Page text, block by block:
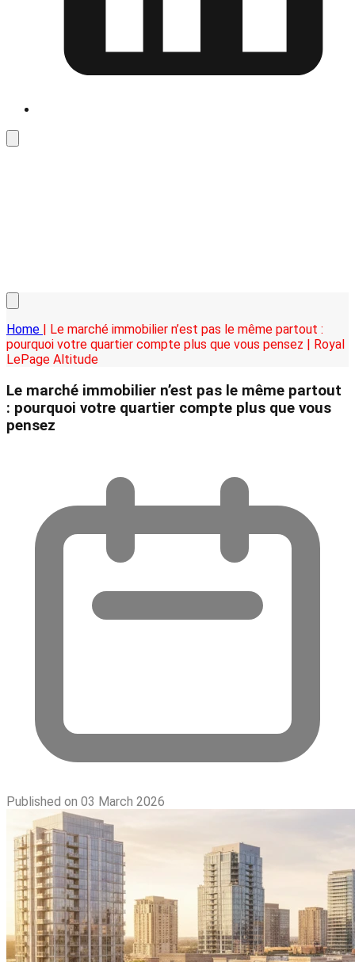
Home | Le marché immobilier n’est pas le même partout :
pourquoi votre quartier compte plus que vous pensez | Royal
LePage Altitude
Le marché immobilier n’est pas le même partout
: pourquoi votre quartier compte plus que vous
pensez
Published on 03 March 2026